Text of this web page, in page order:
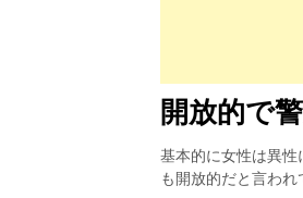
開放的で
基本的に女性は異性
も開放的だと言われ